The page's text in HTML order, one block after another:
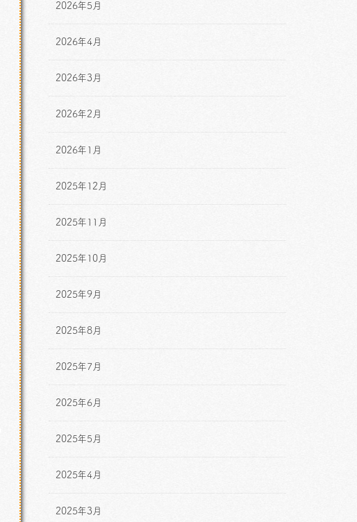
2026年5月
2026年4月
2026年3月
2026年2月
2026年1月
2025年12月
2025年11月
2025年10月
2025年9月
2025年8月
2025年7月
2025年6月
2025年5月
2025年4月
2025年3月